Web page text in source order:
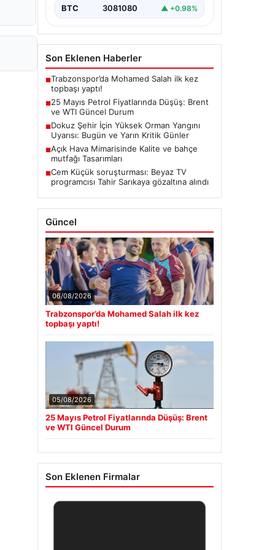
BTC 3081080 ▲ +0.98%
Son Eklenen Haberler
■Trabzonspor’da Mohamed Salah ilk kez
topbaşı yaptı!
■25 Mayıs Petrol Fiyatlarında Düşüş: Brent
ve WTI Güncel Durum
■Dokuz Şehir İçin Yüksek Orman Yangını
Uyarısı: Bugün ve Yarın Kritik Günler
■Açık Hava Mimarisinde Kalite ve bahçe
mutfağı Tasarımları
■Cem Küçük soruşturması: Beyaz TV
programcısı Tahir Sarıkaya gözaltına alındı
Güncel
06/08/2026
Trabzonspor’da Mohamed Salah ilk kez
topbaşı yaptı!
05/08/2026
25 Mayıs Petrol Fiyatlarında Düşüş: Brent
ve WTI Güncel Durum
Son Eklenen Firmalar